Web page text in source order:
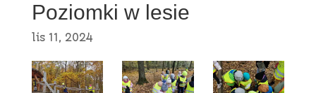
Poziomki w lesie
lis 11, 2024